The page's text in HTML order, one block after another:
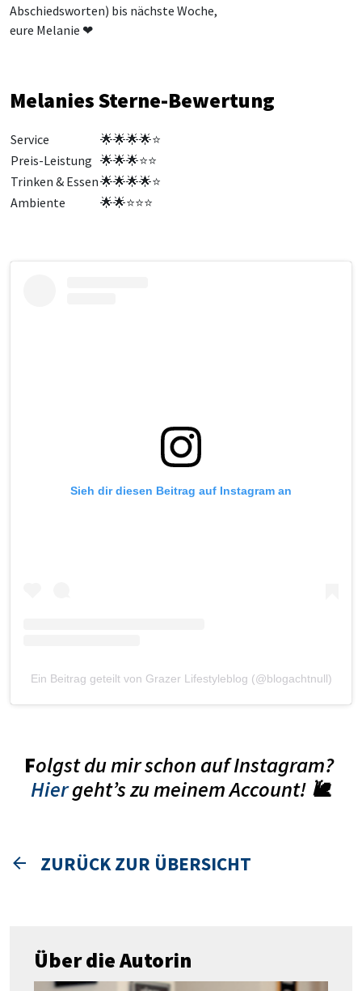
Abschiedsworten) bis nächste Woche,
eure Melanie ❤
Melanies Sterne-Bewertung
Service 🌟🌟🌟🌟⭐
Preis-Leistung 🌟🌟🌟⭐⭐
Trinken & Essen🌟🌟🌟🌟⭐
Ambiente
🌟🌟⭐⭐⭐
Sieh dir diesen Beitrag auf Instagram an
Ein Beitrag geteilt von Grazer Lifestyleblog (@blogachtnull)
Folgst du mir schon auf Instagram?
Hiergeht’s zu meinem Account! 🐌
ZURÜCK ZUR ÜBERSICHT
Über die Autorin